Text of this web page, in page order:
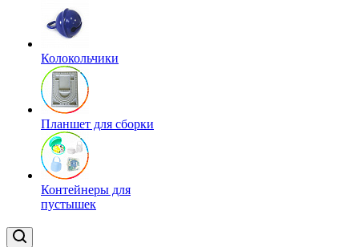
Колокольчики
Планшет для сборки
Контейнеры для
пустышек